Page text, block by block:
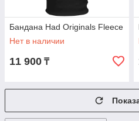
Бандана Had Originals Fleece
Нет в наличии
11 900 ₸